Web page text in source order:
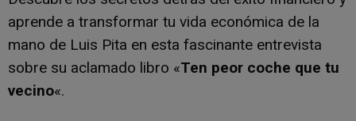
aprende a transformar tu vida económica de la
mano de Luis Pita en esta fascinante entrevista
sobre su aclamado libro «Ten peor coche que tu
vecino«.